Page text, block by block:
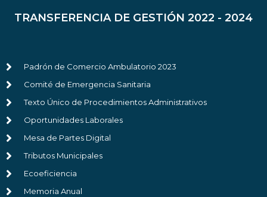
TRANSFERENCIA DE GESTIÓN 2022 - 2024
Padrón de Comercio Ambulatorio 2023
Comité de Emergencia Sanitaria
Texto Único de Procedimientos Administrativos
Oportunidades Laborales
Mesa de Partes Digital
Tributos Municipales
Ecoeficiencia
Memoria Anual